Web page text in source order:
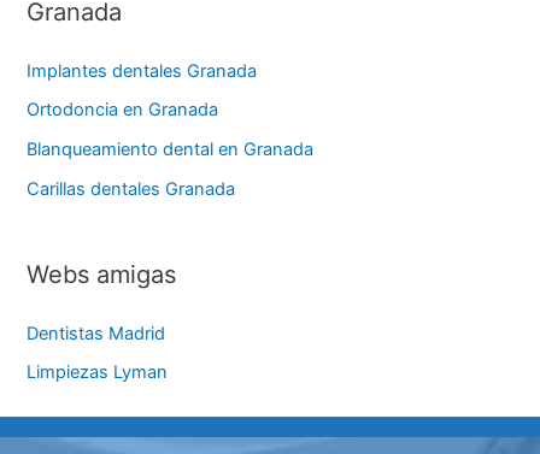
Granada
Implantes dentales Granada
Ortodoncia en Granada
Blanqueamiento dental en Granada
Carillas dentales Granada
Webs amigas
Dentistas Madrid
Limpiezas Lyman